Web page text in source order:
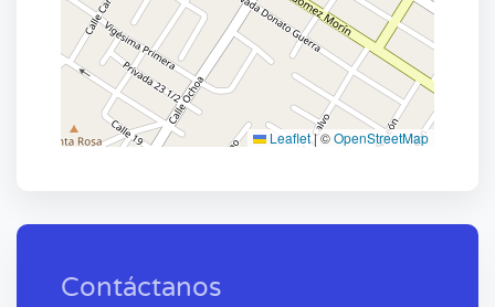
Leaflet|©OpenStreetMap
Contáctanos